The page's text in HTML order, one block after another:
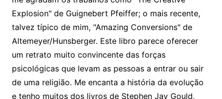
Explosion" de Guignebert Pfeiffer; o mais recente,
talvez típico de mim, "Amazing Conversions" de
Altemeyer/Hunsberger. Este libro parece oferecer
um retrato muito convincente das forças
psicológicas que levam as pessoas a entrar ou sair
de uma religião. Me encanta a história da evolução
e tenho muitos dos livros de Stephen Jay Gould,